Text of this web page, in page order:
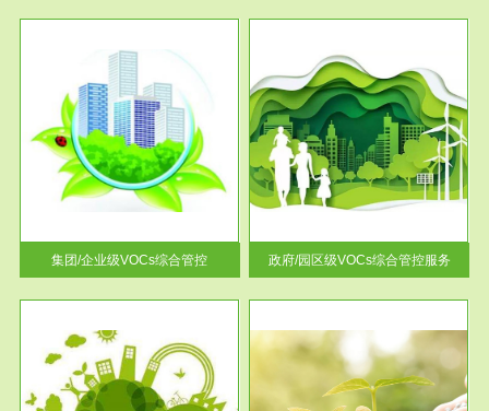
集团/企业级VOCs综合管控
服务范围
政府/园区级VOCs综合管控服务
根据《石化行业挥发性有机物综
合整治方案》文件要求，到2017
年，全...
政府/园区级VOCs综合管控服务
服务范围